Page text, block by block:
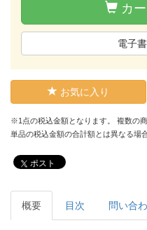
カー
電子
お気に入り
※1点の税込金額となります。 複数の
単品の税込金額の合計額とは異なる場
ポスト
概要 目次 問い合